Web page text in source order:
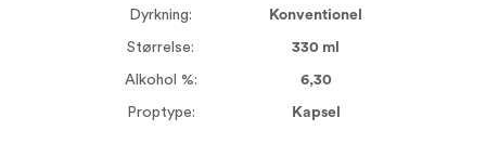
Dyrkning: Konventionel
Størrelse: 330 ml
Alkohol %: 6,30
Proptype: Kapsel